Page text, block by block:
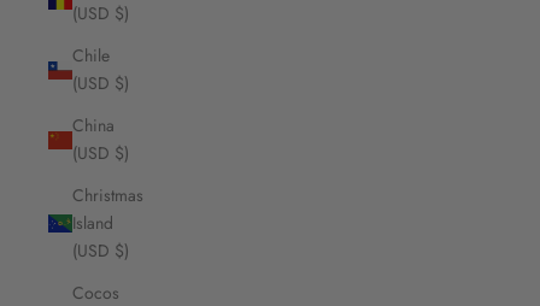
(USD $)
Chile
(USD $)
China
(USD $)
Christmas
Island
(USD $)
Cocos